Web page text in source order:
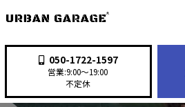
050-1722-1597
営業:9:00〜19:00
不定休